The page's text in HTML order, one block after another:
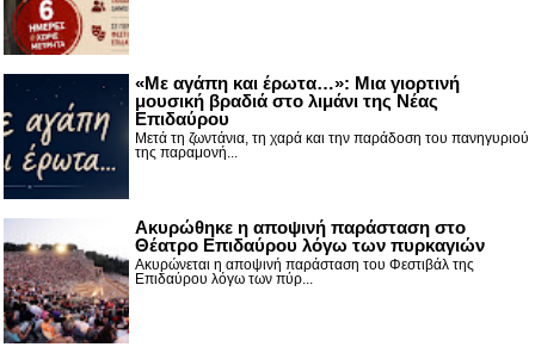
«Με αγάπη και έρωτα…»: Μια γιορτινή
μουσική βραδιά στο λιμάνι της Νέας
Επιδαύρου
Μετά τη ζωντάνια, τη χαρά και την παράδοση του πανηγυριού
της παραμονή...
Ακυρώθηκε η αποψινή παράσταση στο
Θέατρο Επιδαύρου λόγω των πυρκαγιών
Ακυρώνεται η αποψινή παράσταση του Φεστιβάλ της
Επιδαύρου λόγω των πύρ...